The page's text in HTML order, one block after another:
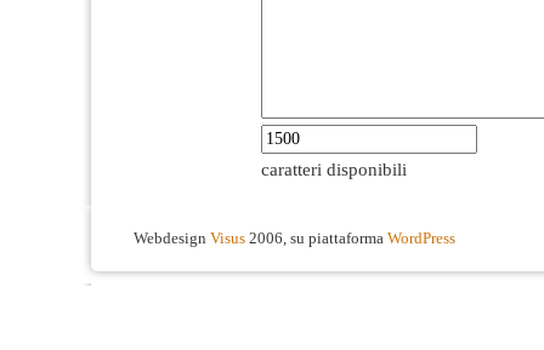
caratteri disponibili
Webdesign Visus 2006, su piattaforma WordPress